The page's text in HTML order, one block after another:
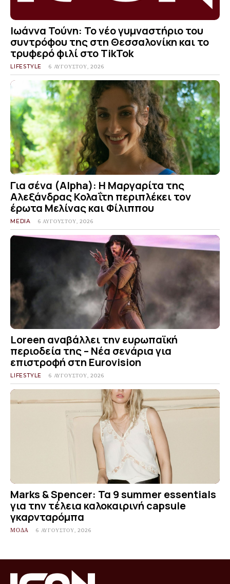
Ιωάννα Τούνη: Το νέο γυμναστήριο του
συντρόφου της στη Θεσσαλονίκη και το
τρυφερό φιλί στο TikTok
LIFESTYLE 6 ΑΥΓΟΎΣΤΟΥ, 2026
Για σένα (Alpha): Η Μαργαρίτα της
Αλεξάνδρας Κολαΐτη περιπλέκει τον
έρωτα Μελίνας και Φίλιππου
MEDIA 6 ΑΥΓΟΎΣΤΟΥ, 2026
Loreen αναβάλλει την ευρωπαϊκή
περιοδεία της – Νέα σενάρια για
επιστροφή στη Eurovision
LIFESTYLE 6 ΑΥΓΟΎΣΤΟΥ, 2026
Marks & Spencer: Τα 9 summer essentials
για την τέλεια καλοκαιρινή capsule
γκαρνταρόμπα
ΜΟΔΑ 6 ΑΥΓΟΎΣΤΟΥ, 2026